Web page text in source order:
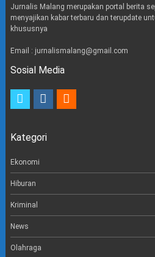
Jurnalis Malang merupakan portal berita
menyajikan kabar terbaru dan terupdate
khususnya
Email : jurnalismalang@gmail.com
Sosial Media
t
r
a
a
Kategori
Ekonomi
Hiburan
Kriminal
News
Olahraga